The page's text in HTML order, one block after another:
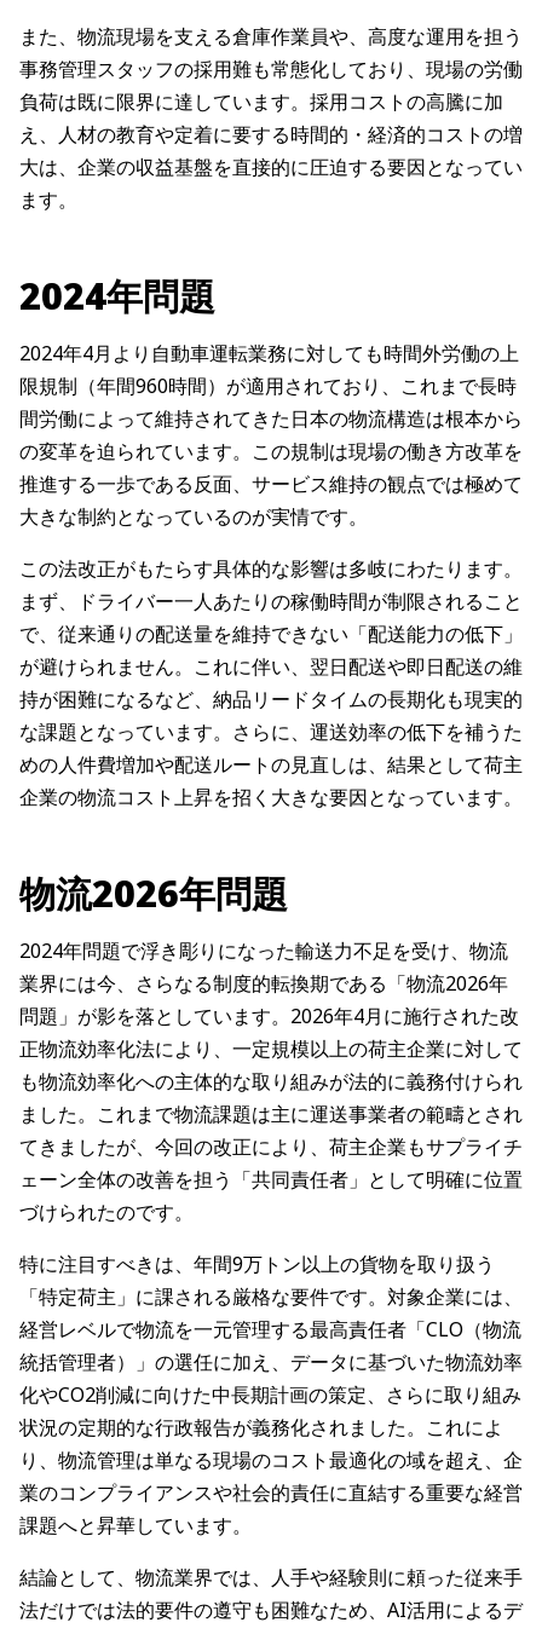
また、物流現場を支える倉庫作業員や、高度な運用を担う
事務管理スタッフの採用難も常態化しており、現場の労働
負荷は既に限界に達しています。採用コストの高騰に加
え、人材の教育や定着に要する時間的・経済的コストの増
大は、企業の収益基盤を直接的に圧迫する要因となってい
ます。
2024年問題
2024年4月より自動車運転業務に対しても時間外労働の上
限規制（年間960時間）が適用されており、これまで長時
間労働によって維持されてきた日本の物流構造は根本から
の変革を迫られています。この規制は現場の働き方改革を
推進する一歩である反面、サービス維持の観点では極めて
大きな制約となっているのが実情です。
この法改正がもたらす具体的な影響は多岐にわたります。
まず、ドライバー一人あたりの稼働時間が制限されること
で、従来通りの配送量を維持できない「配送能力の低下」
が避けられません。これに伴い、翌日配送や即日配送の維
持が困難になるなど、納品リードタイムの長期化も現実的
な課題となっています。さらに、運送効率の低下を補うた
めの人件費増加や配送ルートの見直しは、結果として荷主
企業の物流コスト上昇を招く大きな要因となっています。
物流2026年問題
2024年問題で浮き彫りになった輸送力不足を受け、物流
業界には今、さらなる制度的転換期である「物流2026年
問題」が影を落としています。2026年4月に施行された改
正物流効率化法により、一定規模以上の荷主企業に対して
も物流効率化への主体的な取り組みが法的に義務付けられ
ました。これまで物流課題は主に運送事業者の範疇とされ
てきましたが、今回の改正により、荷主企業もサプライチ
ェーン全体の改善を担う「共同責任者」として明確に位置
づけられたのです。
特に注目すべきは、年間9万トン以上の貨物を取り扱う
「特定荷主」に課される厳格な要件です。対象企業には、
経営レベルで物流を一元管理する最高責任者「CLO（物流
統括管理者）」の選任に加え、データに基づいた物流効率
化やCO2削減に向けた中長期計画の策定、さらに取り組み
状況の定期的な行政報告が義務化されました。これによ
り、物流管理は単なる現場のコスト最適化の域を超え、企
業のコンプライアンスや社会的責任に直結する重要な経営
課題へと昇華しています。
結論として、物流業界では、人手や経験則に頼った従来手
法だけでは法的要件の遵守も困難なため、AI活用によるデ